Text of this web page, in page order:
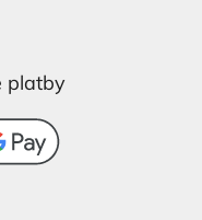
platby